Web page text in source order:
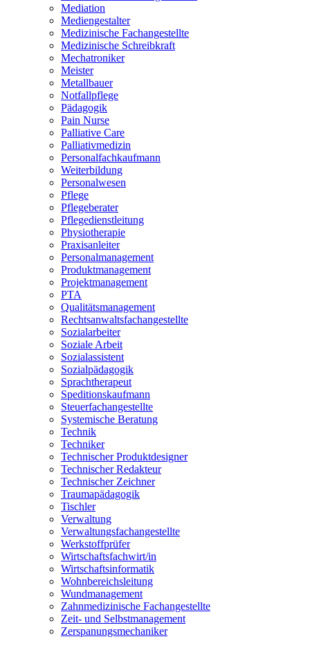
Mediation
Mediengestalter
Medizinische Fachangestellte
Medizinische Schreibkraft
Mechatroniker
Meister
Metallbauer
Notfallpflege
Pädagogik
Pain Nurse
Palliative Care
Palliativmedizin
Personalfachkaufmann
Weiterbildung
Personalwesen
Pflege
Pflegeberater
Pflegedienstleitung
Physiotherapie
Praxisanleiter
Personalmanagement
Produktmanagement
Projektmanagement
PTA
Qualitätsmanagement
Rechtsanwaltsfachangestellte
Sozialarbeiter
Soziale Arbeit
Sozialassistent
Sozialpädagogik
Sprachtherapeut
Speditionskaufmann
Steuerfachangestellte
Systemische Beratung
Technik
Techniker
Technischer Produktdesigner
Technischer Redakteur
Technischer Zeichner
Traumapädagogik
Tischler
Verwaltung
Verwaltungsfachangestellte
Werkstoffprüfer
Wirtschaftsfachwirt/in
Wirtschaftsinformatik
Wohnbereichsleitung
Wundmanagement
Zahnmedizinische Fachangestellte
Zeit- und Selbstmanagement
Zerspanungsmechaniker